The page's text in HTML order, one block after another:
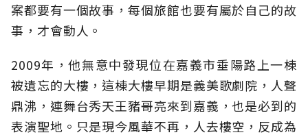
案都要有一個故事，每個旅館也要有屬於自己的故
事，才會動人。
2009年，他無意中發現位在嘉義市垂陽路上一棟
被遺忘的大樓，這棟大樓早期是義美歌劇院，人聲
鼎沸，連舞台秀天王豬哥亮來到嘉義，也是必到的
表演聖地。只是現今風華不再，人去樓空，反成為